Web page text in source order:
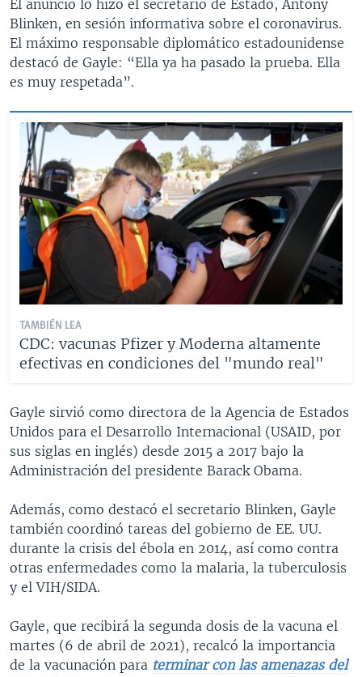
El anuncio lo hizo el secretario de Estado, Antony
Blinken, en sesión informativa sobre el coronavirus.
El máximo responsable diplomático estadounidense
destacó de Gayle: “Ella ya ha pasado la prueba. Ella
es muy respetada”.
TAMBIÉN LEA
CDC: vacunas Pfizer y Moderna altamente
efectivas en condiciones del "mundo real"
Gayle sirvió como directora de la Agencia de Estados
Unidos para el Desarrollo Internacional (USAID, por
sus siglas en inglés) desde 2015 a 2017 bajo la
Administración del presidente Barack Obama.
Además, como destacó el secretario Blinken, Gayle
también coordinó tareas del gobierno de EE. UU.
durante la crisis del ébola en 2014, así como contra
otras enfermedades como la malaria, la tuberculosis
y el VIH/SIDA.
Gayle, que recibirá la segunda dosis de la vacuna el
martes (6 de abril de 2021), recalcó la importancia
de la vacunación para terminar con las amenazas del